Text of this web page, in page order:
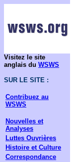
Visitez le site
anglais du WSWS
SUR LE SITE :
Contribuez au
WSWS
Nouvelles et
Analyses
Luttes Ouvrières
Histoire et Culture
Correspondance